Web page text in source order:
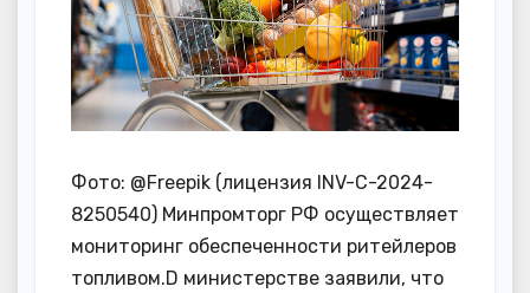
Фото: @Freepik (лицензия INV-C-2024-
8250540) Минпромторг РФ осуществляет
мониторинг обеспеченности ритейлеров
топливом.D министерстве заявили, что